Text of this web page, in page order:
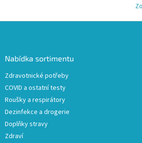
Nabídka sortimentu
Zdravotnické potřeby
COVID a ostatní testy
Roušky a respirátory
Dezinfekce a drogerie
Doplňky stravy
Zdraví